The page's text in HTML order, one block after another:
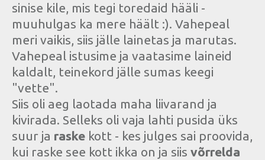
sinise kile, mis tegi toredaid hääli -
muuhulgas ka mere häält :). Vahepeal
meri vaikis, siis jälle lainetas ja marutas.
Vahepeal istusime ja vaatasime laineid
kaldalt, teinekord jälle sumas keegi
"vette".
Siis oli aeg laotada maha liivarand ja
kivirada. Selleks oli vaja lahti pusida üks
suur ja raske kott - kes julges sai proovida,
kui raske see kott ikka on ja siis võrrelda